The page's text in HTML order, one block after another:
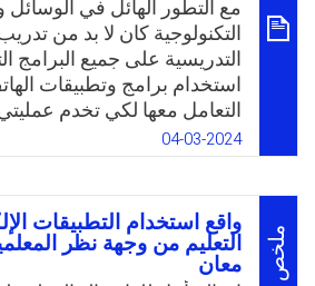
بالسؤال الرئيس التالي: كيف
الأطفال توظيف التطبيقات
الخطة اليومية لمنهج رياض
WhatsApp
Facebook
Twitter
مع التطور الهائل في الوسائل
التكنولوجية كان لا بد من
التدريسية على جميع البرامج
استخدام برامج وتطبيقات
التعامل معها لكي تخدم عمليتي
(التعلم عن بُعد)، وظهرت
أعضاء هيئة التدريس أثناء
التكنولوجيا الحديثة في
التعليمية، ولذا جاءت الدراسة
للتعرف على اتجاهات
المدارس الحكومية الأردنية
04-03-2024
ملخص
واقع استخدام التطبيقات
التعليم من وجهة نظر
معان